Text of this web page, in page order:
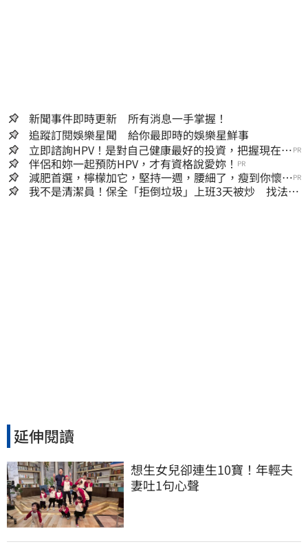
新聞事件即時更新 所有消息一手掌握！
追蹤訂閱娛樂星聞 給你最即時的娛樂星鮮事
立即諮詢HPV！是對自己健康最好的投資，把握現在不
嫌晚！
PR
伴侶和妳一起預防HPV，才有資格說愛妳！ PR
減肥首選，檸檬加它，堅持一週，腰細了，瘦到你懷疑
人生
PR
我不是清潔員！保全「拒倒垃圾」上班3天被炒 找法院
延伸閱讀
想生女兒卻連生10寶！年輕夫
妻吐1句心聲